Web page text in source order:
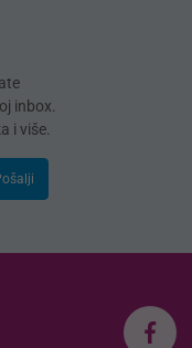
inbox.
i više.